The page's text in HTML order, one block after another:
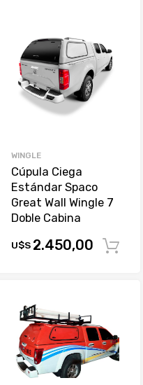
Comprar
WINGLE
Cúpula Ciega
Estándar Spaco
Great Wall Wingle 7
Doble Cabina
U$S 2.450,00